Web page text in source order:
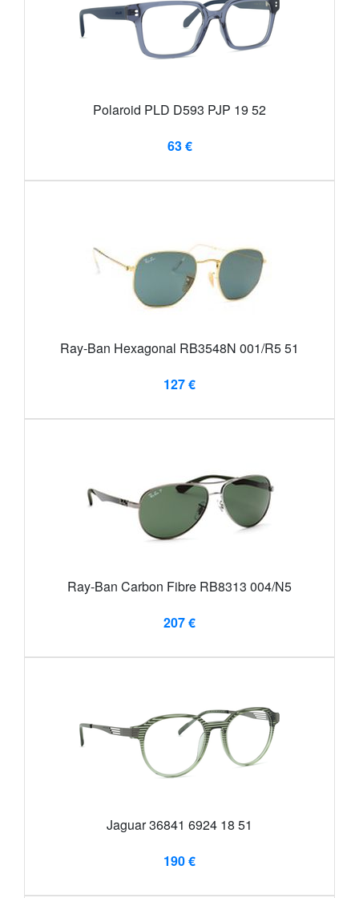
Polaroid PLD D593 PJP 19 52
63 €
Ray-Ban Hexagonal RB3548N 001/R5 51
127 €
Ray-Ban Carbon Fibre RB8313 004/N5
207 €
Jaguar 36841 6924 18 51
190 €